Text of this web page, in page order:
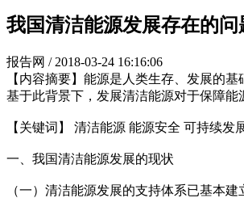
我国清洁能源发展存在的
报告网 / 2018-03-24 16:16:06
【内容摘要】能源是人类生存、发展的基
基于此背景下，发展清洁能源对于保障
【关键词】 清洁能源 能源安全 可持续发
一、我国清洁能源发展的现状
（一）清洁能源发展的支持体系已基本建